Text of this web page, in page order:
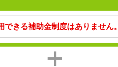
できる補助金制度はありません。